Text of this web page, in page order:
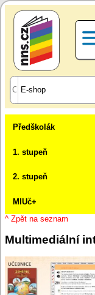
Předškolák
1. stupeň
2. stupeň
MIUč+
^ Zpět na seznam
Multimediální